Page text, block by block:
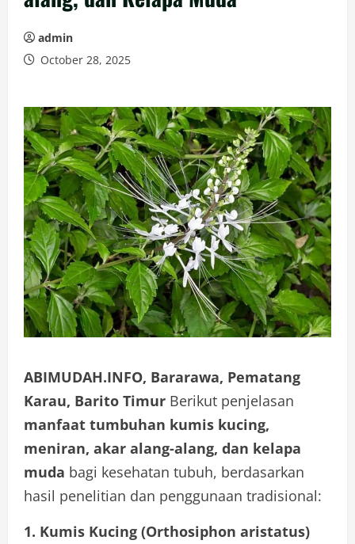
admin
October 28, 2025
ABIMUDAH.INFO, Bararawa, Pematang
Karau, Barito Timur Berikut penjelasan
manfaat tumbuhan kumis kucing,
meniran, akar alang-alang, dan kelapa
muda bagi kesehatan tubuh, berdasarkan
hasil penelitian dan penggunaan tradisional:
1. Kumis Kucing (Orthosiphon aristatus)